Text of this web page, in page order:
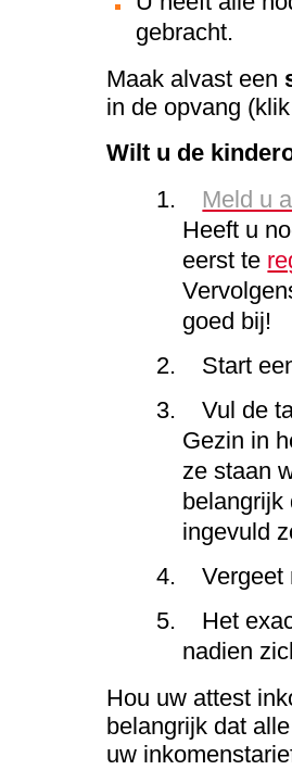
gebracht.
Maak alvast een
in de opvang
Wilt u de
1.
Meld u
Heeft u
eerst te
goed bij!
2.
Start
3.
Vul de
Gezin in
ze staan
belangrijk
ingevuld
4.
5.
Het
nadien
Hou uw attest
belangrijk dat
uw